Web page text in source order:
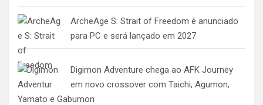
ArcheAge S: Strait of Freedom é anunciado
para PC e será lançado em 2027
Digimon Adventure chega ao AFK Journey
em novo crossover com Taichi, Agumon,
Yamato e Gabumon